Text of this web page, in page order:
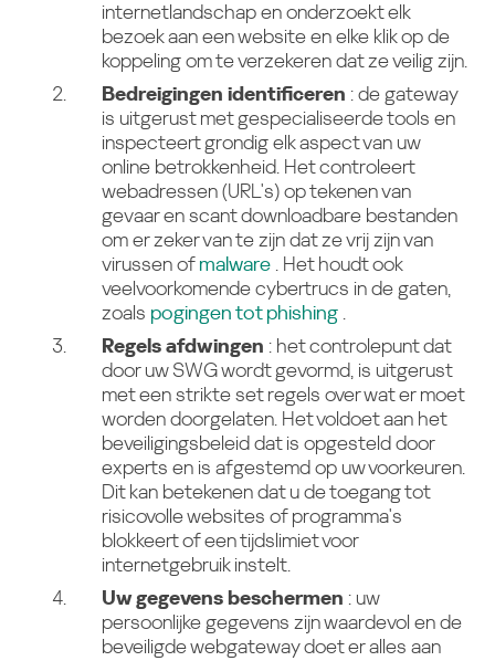
internetlandschap en onderzoekt elk
bezoek aan een website en elke klik op de
koppeling om te verzekeren dat ze veilig zijn.
Bedreigingen identificeren : de gateway
is uitgerust met gespecialiseerde tools en
inspecteert grondig elk aspect van uw
online betrokkenheid. Het controleert
webadressen (URL's) op tekenen van
gevaar en scant downloadbare bestanden
om er zeker van te zijn dat ze vrij zijn van
virussen ofmalware . Het houdt ook
veelvoorkomende cybertrucs in de gaten,
zoals pogingen tot phishing
Regels afdwingen : het controlepunt dat
door uw SWG wordt gevormd, is uitgerust
met een strikte set regels over wat er moet
worden doorgelaten. Het voldoet aan het
beveiligingsbeleid dat is opgesteld door
experts en is afgestemd op uw voorkeuren.
Dit kan betekenen dat u de toegang tot
risicovolle websites of programma's
blokkeert of een tijdslimiet voor
internetgebruik instelt.
Uw gegevens beschermen : uw
persoonlijke gegevens zijn waardevol en de
beveiligde webgateway doet er alles aan